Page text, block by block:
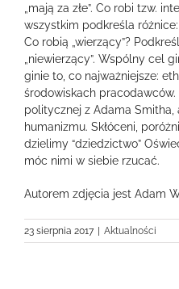
„mają za złe”. Co robi tzw.
wszystkim podkreśla różnice:
Co robią „wierzący”?
„niewierzący”. Wspólny cel
ginie to, co najważniejsze:
środowiskach
politycznej z Adama Smitha,
humanizmu. Skłóceni,
dzielimy “dziedzictwo”
móc nimi w siebie rzucać.
Autorem zdjęcia jest Adam
23 sierpnia 2017 Aktualności